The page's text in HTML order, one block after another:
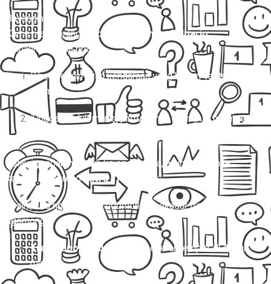
Bayangin gini:
Kamu mau berangkat dari
Ungaran ke Sidoarjo.
Pilihannya cuma dua:
Ribet sendiri nyari kendaraan yang belum tentu
nyaman.
Tinggal duduk manis, pintu rumah dijemput, nyampe
Kalau jawabanmu jatuh ke opsi kedua, artinya saatnya
kamu jalan bareng Mitra Trans ! 🚐✨
Di sini, kita nggak cuma ngomongin sekadartravel
ngomongin:
Travel door to door
yang beneran jemput di depan
rumah.